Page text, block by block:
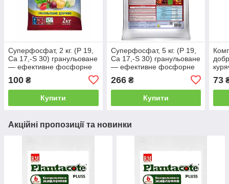
Суперфосфат, 2 кг. (P 19,
Ca 17,-S 30) гранульоване
— ефективне фосфорне
100 ₴
Купити
Суперфосфат, 5 кг. (P 19,
Ca 17,-S 30) гранульоване
— ефективне фосфорне
266₴
Купити
73
Акційні пропозиції та новинки